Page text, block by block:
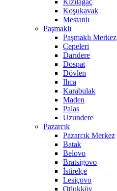
Koşukavak
Mestanlı
Paşmaklı
Paşmaklı Merkez
Çepeleri
Darıdere
Dospat
Dövlen
Ilıca
Karabulak
Maden
Palas
Uzundere
Pazarcık
Pazarcık Merkez
Batak
Belovo
Bratsigovo
İstirelçe
Lesiçovo
Otlukköy